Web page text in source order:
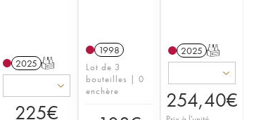
2025 T
225€
1998
Lot de 3
bouteilles | 0
enchère
2025 T
254,40€